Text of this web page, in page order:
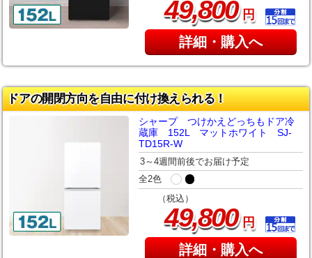
49,800円
詳細・購入へ
ドアの開閉方向を自由に付け換えられる！
シャープ つけかえどっちもドア冷
蔵庫 152L マットホワイト SJ-
TD15R-W
3～4週間前後でお届け予定
全2色
（税込）
49,800円
詳細・購入へ